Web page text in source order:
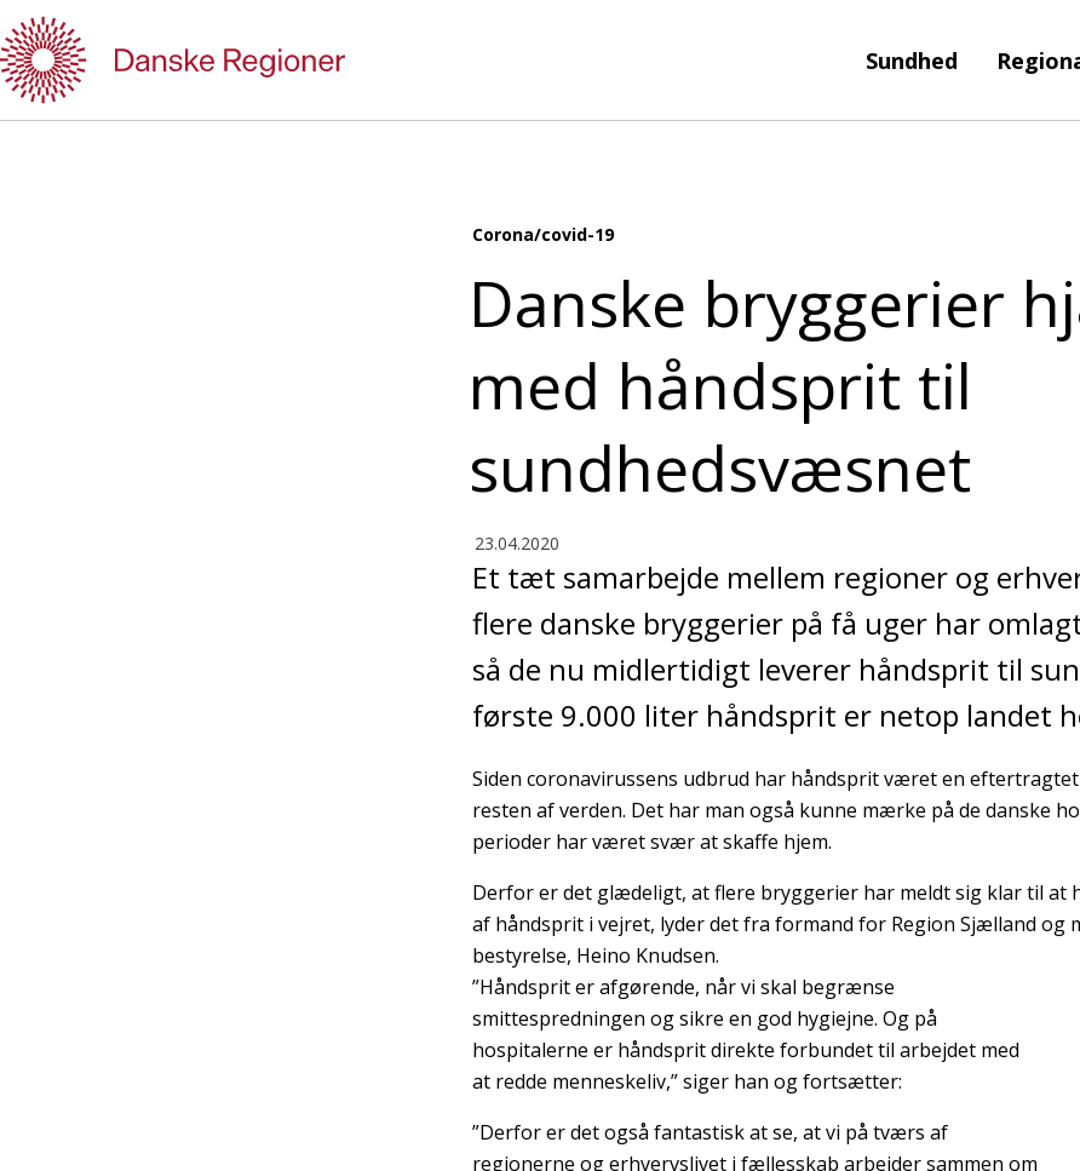
til
indhold
Sundhed
Corona/covid-19
Danske bryggerier
med håndsprit til
sundhedsvæsnet
23.04.2020
Et tæt samarbejde mellem regioner og
flere danske bryggerier på få uger har
så de nu midlertidigt leverer håndsprit til
første 9.000 liter håndsprit er netop landet
Siden coronavirussens udbrud har håndsprit været en eftertragtet
resten af verden. Det har man også kunne mærke på de danske
perioder har været svær at skaffe hjem.
Derfor er det glædeligt, at flere bryggerier har meldt sig klar til at
af håndsprit i vejret, lyder det fra formand for Region Sjælland og
bestyrelse, Heino Knudsen.
”Håndsprit er afgørende, når vi skal begrænse
smittespredningen og sikre en god hygiejne. Og på
hospitalerne er håndsprit direkte forbundet til arbejdet med
at redde menneskeliv,” siger han og fortsætter:
”Derfor er det også fantastisk at se, at vi på tværs af
regionerne og erhvervslivet i fællesskab arbejder sammen om